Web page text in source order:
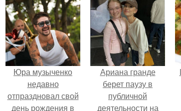
Юра музыченко
недавно
отпраздновал свой
день рождения в
Ариана гранде
берет паузу в
публичной
деятельности на